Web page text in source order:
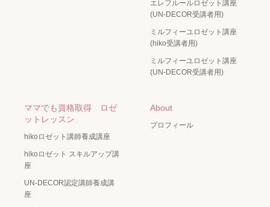
エレフルールロゼット講座
(UN-DECOR受講者用)
ミルフィーユロゼット講座
(hiko受講者用)
ミルフィーユロゼット講座
(UN-DECOR受講者用)
ママでも資格取得 ロゼ
ットレッスン
hikoロゼット講師養成講座
hikoロゼット スキルアップ講
座
UN-DECOR認定講師養成講
座
About
プロフィール